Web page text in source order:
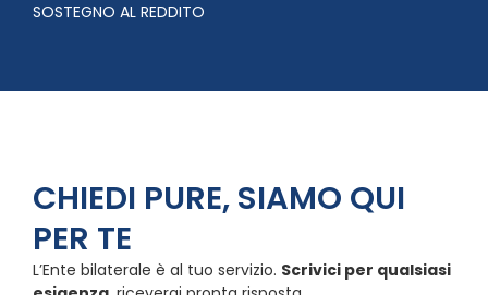
SOSTEGNO AL REDDITO
CHIEDI PURE, SIAMO QUI
PER TE
L’Ente bilaterale è al tuo servizio. Scrivici per qualsiasi